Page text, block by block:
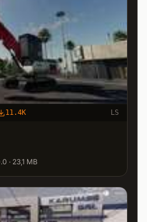
11.4K LS
· 23,1 MB